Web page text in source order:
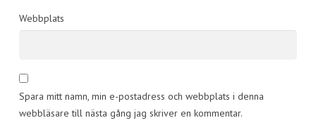
Webbplats
Spara mitt namn, min e-postadress och webbplats i denna
webbläsare till nästa gång jag skriver en kommentar.